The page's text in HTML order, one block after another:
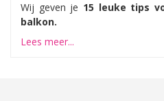
Wij geven je 15 leuke tips
balkon.
Lees meer...